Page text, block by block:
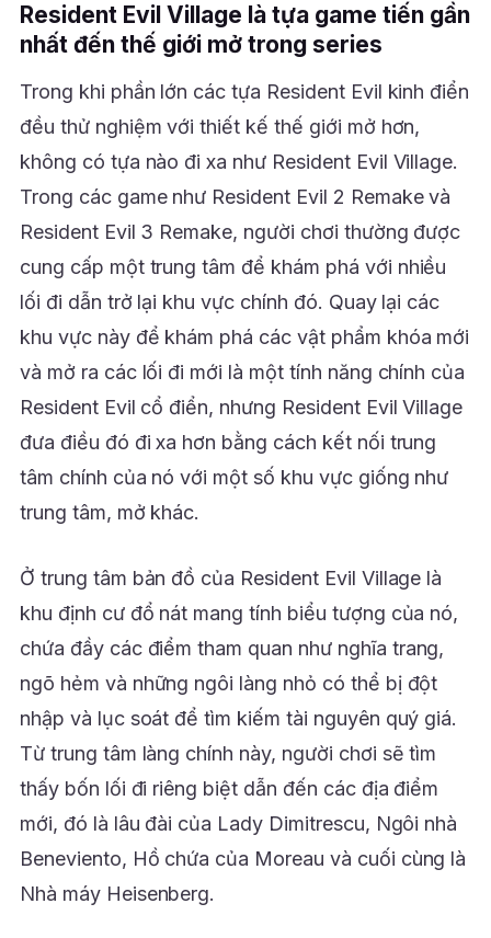
Resident Evil Village là tựa game tiến gần
nhất đến thế giới mở trong series
Trong khi phần lớn các tựa Resident Evil kinh điển
đều thử nghiệm với thiết kế thế giới mở hơn,
không có tựa nào đi xa như Resident Evil Village.
Trong các game như Resident Evil 2 Remake và
Resident Evil 3 Remake, người chơi thường được
cung cấp một trung tâm để khám phá với nhiều
lối đi dẫn trở lại khu vực chính đó. Quay lại các
khu vực này để khám phá các vật phẩm khóa mới
và mở ra các lối đi mới là một tính năng chính của
Resident Evil cổ điển, nhưng Resident Evil Village
đưa điều đó đi xa hơn bằng cách kết nối trung
tâm chính của nó với một số khu vực giống như
trung tâm, mở khác.
Ở trung tâm bản đồ của Resident Evil Village là
khu định cư đổ nát mang tính biểu tượng của nó,
chứa đầy các điểm tham quan như nghĩa trang,
ngõ hẻm và những ngôi làng nhỏ có thể bị đột
nhập và lục soát để tìm kiếm tài nguyên quý giá.
Từ trung tâm làng chính này, người chơi sẽ tìm
thấy bốn lối đi riêng biệt dẫn đến các địa điểm
mới, đó là lâu đài của Lady Dimitrescu, Ngôi nhà
Beneviento, Hồ chứa của Moreau và cuối cùng là
Nhà máy Heisenberg.